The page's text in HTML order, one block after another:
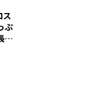
ス
ぷ
い